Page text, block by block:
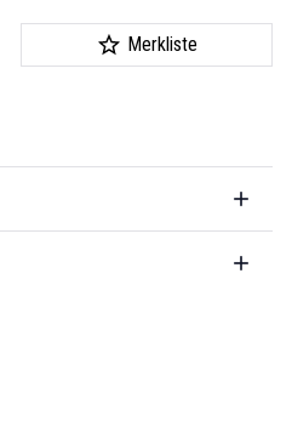
Merkliste